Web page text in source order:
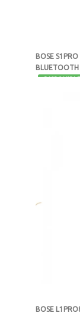
BOSE
BLUETOOTH
DISPONIBLE
BOSE